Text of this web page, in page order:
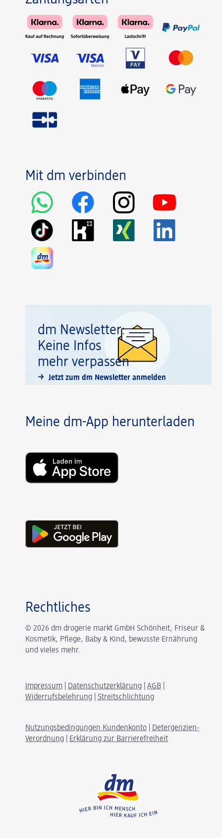
Mit dm verbinden
dm Newsletter:
Keine Infos
mehr verpassen
Jetzt zum dm Newsletter anmelden
Meine dm-App herunterladen
Rechtliches
© 2026 dm drogerie markt GmbH Schönheit, Friseur &
Kosmetik, Pflege, Baby & Kind, bewusste Ernährung
und vieles mehr.
Impressum Datenschutzerklärung AGB
Widerrufsbelehrung
Streitschlichtung
Nutzungsbedingungen Kundenkonto
Detergenzien-
Verordnung
Erklärung zur Barrierefreiheit